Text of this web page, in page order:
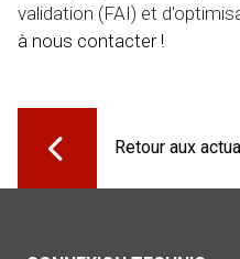
validation (FAI) et
à nous contacter !
Retour aux